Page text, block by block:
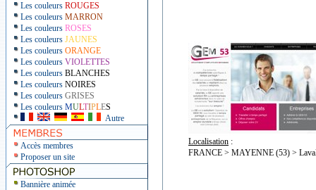
Les couleurs ROUGES
Les couleurs MARRON
Les couleurs ROSES
Les couleurs JAUNES
Les couleurs ORANGE
Les couleurs VIOLETTES
Les couleurs BLANCHES
Les couleurs NOIRES
Les couleurs GRISES
Les couleurs MULTIPLES
Autre
Accès membres
Proposer un site
Bannière animée
Localisation :
FRANCE > MAYENNE (53) >